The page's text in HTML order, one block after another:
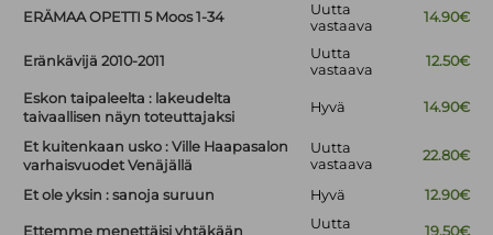
ERÄMAA OPETTI 5 Moos 1-34
Uutta
vastaava
14.90€
Eränkävijä 2010-2011
Uutta
vastaava
12.50€
Eskon taipaleelta : lakeudelta
taivaallisen näyn toteuttajaksi
Hyvä 14.90€
Et kuitenkaan usko : Ville Haapasalon
varhaisvuodet Venäjällä
Uutta
vastaava
22.80€
Et ole yksin : sanoja suruun Hyvä 12.90€
Ettemme menettäisi yhtäkään
Uutta
19.50€